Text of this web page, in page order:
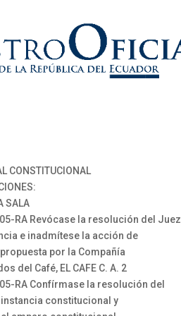
CONSTITUCIONAL
SALA
RA Revócase la resolución del Juez
e inadmítese la acción de
por la Compañía
del Café, EL CAFE C. A. 2
RA Confírmase la resolución del
constitucional y